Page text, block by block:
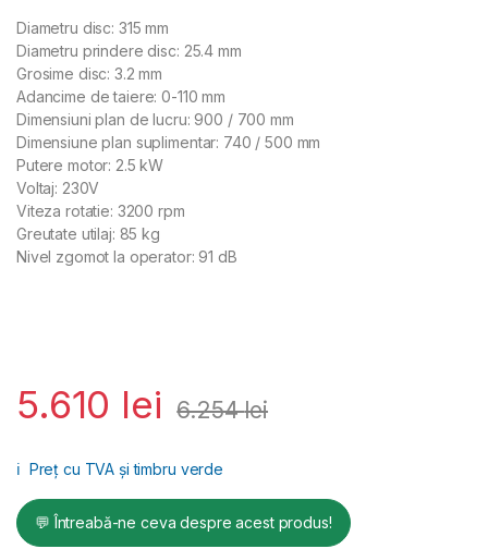
Diametru disc: 315 mm
Diametru prindere disc: 25.4 mm
Grosime disc: 3.2 mm
Adancime de taiere: 0-110 mm
Dimensiuni plan de lucru: 900 / 700 mm
Dimensiune plan suplimentar: 740 / 500 mm
Putere motor: 2.5 kW
Voltaj: 230V
Viteza rotatie: 3200 rpm
Greutate utilaj: 85 kg
Nivel zgomot la operator: 91 dB
5.610 lei 6.254lei
ℹ️ Preț cu TVA și timbru verde
💬 Întreabă-ne ceva despre acest produs!